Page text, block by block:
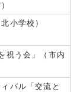
小学校）
祝う会」（市内
バル「交流と